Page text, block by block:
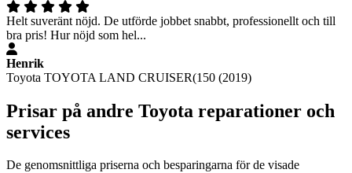
Helt suveränt nöjd. De utförde jobbet snabbt, professionellt och till
bra pris! Hur nöjd som hel...
Henrik
Toyota TOYOTA LAND CRUISER(150 (2019)
Prisar på andre Toyota reparationer och
services
De genomsnittliga priserna och besparingarna för de visade